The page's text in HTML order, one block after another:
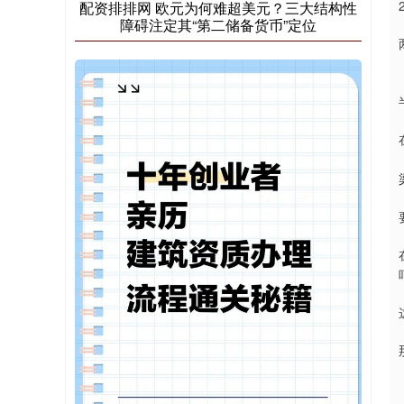
配资排排网 欧元为何难超美元？三大结构性
障碍注定其“第二储备货币”定位